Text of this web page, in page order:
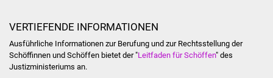
Schülerferienprogramm
VERTIEFENDE INFORMATIONEN
Ausführliche Informationen zur Berufung und zur Rechtsstellung der
Schöffinnen und Schöffen bietet der "Leitfaden für Schöffen" des
Justizministeriums an.